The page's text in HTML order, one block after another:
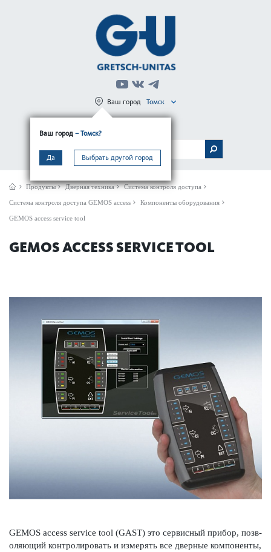
Ваш город – Томск?
Да Выбрать другой город
Ваш город Томск
МЕНЮ
Продукты Дверная техника Система контроля доступа
Система контроля доступа GEMOS access Компоненты оборудования
GEMOS access ser­vice tool
GEMOS ACCESS SER­VICE TOOL
GEMOS access service tool (GAST) это серв­исный прибор, позв­
ол­яющий контролировать и измерять все дверные компоненты,